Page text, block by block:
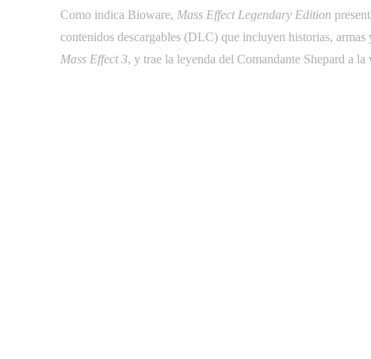
Como indica Bioware, Mass Effect Legendary Edition
contenidos descargables (DLC) que incluyen historias, armas
Mass Effect 3, y trae la leyenda del Comandante Shepard a